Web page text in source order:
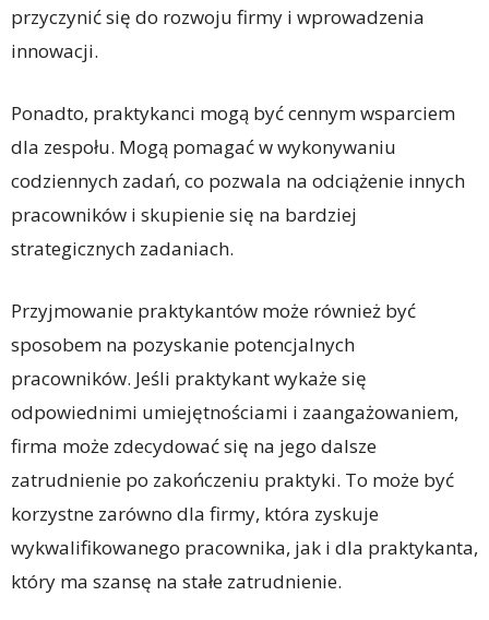
przyczynić się do rozwoju firmy i wprowadzenia
innowacji.
Ponadto, praktykanci mogą być cennym wsparciem
dla zespołu. Mogą pomagać w wykonywaniu
codziennych zadań, co pozwala na odciążenie innych
pracowników i skupienie się na bardziej
strategicznych zadaniach.
Przyjmowanie praktykantów może również być
sposobem na pozyskanie potencjalnych
pracowników. Jeśli praktykant wykaże się
odpowiednimi umiejętnościami i zaangażowaniem,
firma może zdecydować się na jego dalsze
zatrudnienie po zakończeniu praktyki. To może być
korzystne zarówno dla firmy, która zyskuje
wykwalifikowanego pracownika, jak i dla praktykanta,
który ma szansę na stałe zatrudnienie.